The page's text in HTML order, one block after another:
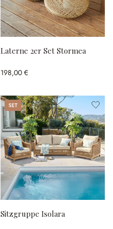
Laterne 2er Set Stormea
198,00 €
Set
Sitzgruppe Isolara